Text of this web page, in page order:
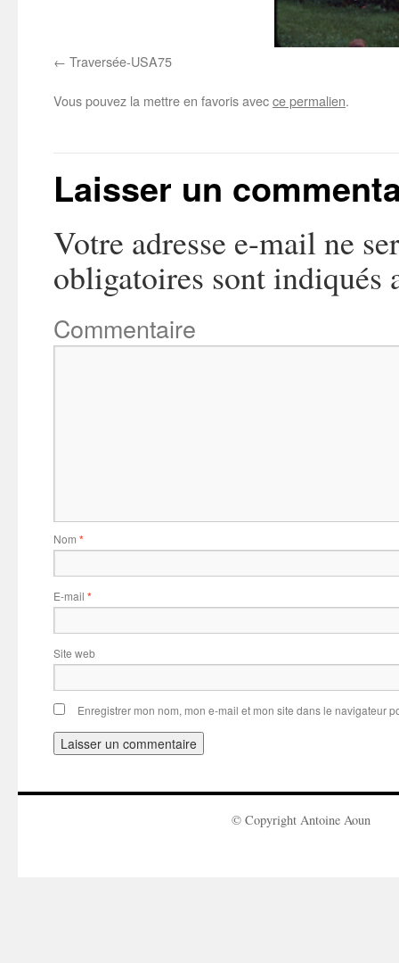
Traversée-USA75
Vous pouvez la mettre en favoris avecce permalien.
Laisser un
Votre adresse e-mail ne
obligatoires sont indiqués
Commentaire
Nom *
E-mail *
Site web
Enregistrer mon nom, mon e-mail et mon site dans le navigateur
© Copyright Antoine Aoun